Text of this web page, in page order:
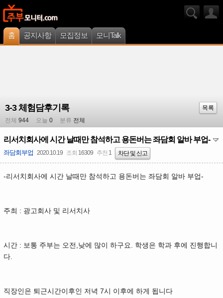
홈 공지사항 모집정보 모니Talk
3-3 체험담후기록
목록
전체 944 오늘 0 분류 전체
리서치회사에 시간 날때만 참석하고 용돈버는 좌담회 알바 부업-
좌담회부업 2020.10.19 조회 16309 추천 1 차단 및 신고
-리서치회사에 시간 날때만 참석하고 용돈버는 좌담회 알바 부업-
주최 : 광고회사 및 리서치사
시간 : 보통 주부는 오전,낮에 많이 하구요. 학생은 학과 후에 진행합니
다.
직장인은 퇴근시간이후인 저녁 7시 이후에 하게 됩니다